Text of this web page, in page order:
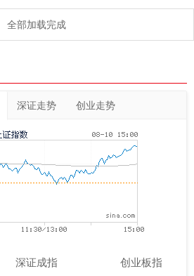
全部加载完成
深证走势 创业走势
深证成指 创业板指